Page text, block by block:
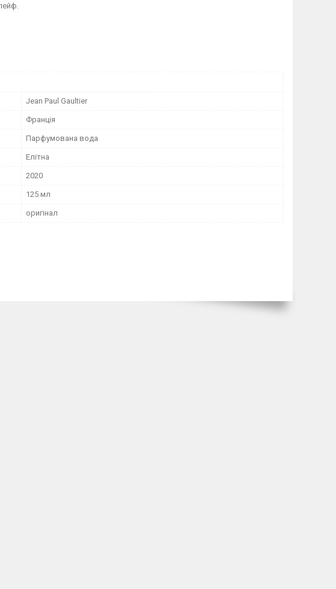
Jean Paul Gaultier
Франція
Парфумована вода
Елітна
2020
125 мл
оригінал